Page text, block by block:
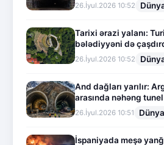
26.İyul.2026 10:52
Tarixi ərazi yalanı:
bələdiyyəni də
26.İyul.2026 10:52
And dağları yarılır:
arasında nəhəng
26.İyul.2026 10:51 Dünya
İspaniyada meşə